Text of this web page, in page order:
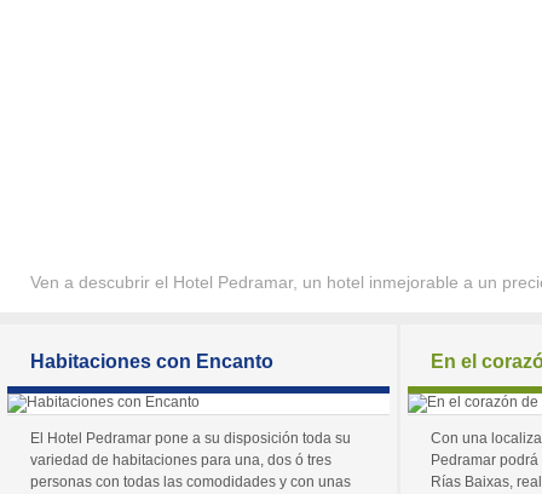
Ven a descubrir el Hotel Pedramar, un hotel inmejorable a un
Habitaciones con Encanto
El Hotel Pedramar pone a su disposición toda su
variedad de habitaciones para una, dos ó tres
personas con todas las comodidades y con unas
En el
Con una
Pedramar
Rías Baixas,